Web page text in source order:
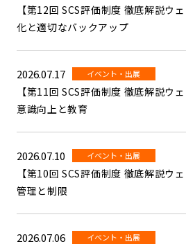
【第12回 SCS評価制度 徹底解説ウ
化と適切なバックアップ
2026.07.17 イベント・出展
【第11回 SCS評価制度 徹底解説ウ
意識向上と教育
2026.07.10 イベント・出展
【第10回 SCS評価制度 徹底解説ウ
管理と制限
2026.07.06 イベント・出展